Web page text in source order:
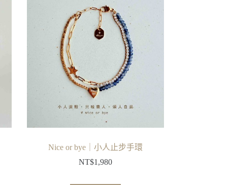
多
種
款
式。
品
面
選
選
項
Nice or bye｜小人止步手環
NT$1,980